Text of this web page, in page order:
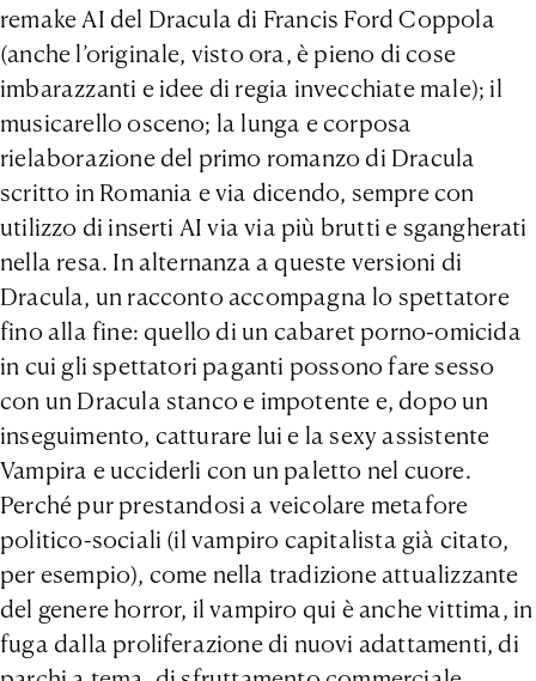
remake AI del Dracula di Francis Ford Coppola
(anche l’originale, visto ora, è pieno di cose
imbarazzanti e idee di regia invecchiate male); il
musicarello osceno; la lunga e corposa
rielaborazione del primo romanzo di Dracula
scritto in Romania e via dicendo, sempre con
utilizzo di inserti AI via via più brutti e sgangherati
nella resa. In alternanza a queste versioni di
Dracula, un racconto accompagna lo spettatore
fino alla fine: quello di un cabaret porno-omicida
in cui gli spettatori paganti possono fare sesso
con un Dracula stanco e impotente e, dopo un
inseguimento, catturare lui e la sexy assistente
Vampira e ucciderli con un paletto nel cuore.
Perché pur prestandosi a veicolare metafore
politico-sociali (il vampiro capitalista già citato,
per esempio), come nella tradizione attualizzante
del genere horror, il vampiro qui è anche vittima, in
fuga dalla proliferazione di nuovi adattamenti, di